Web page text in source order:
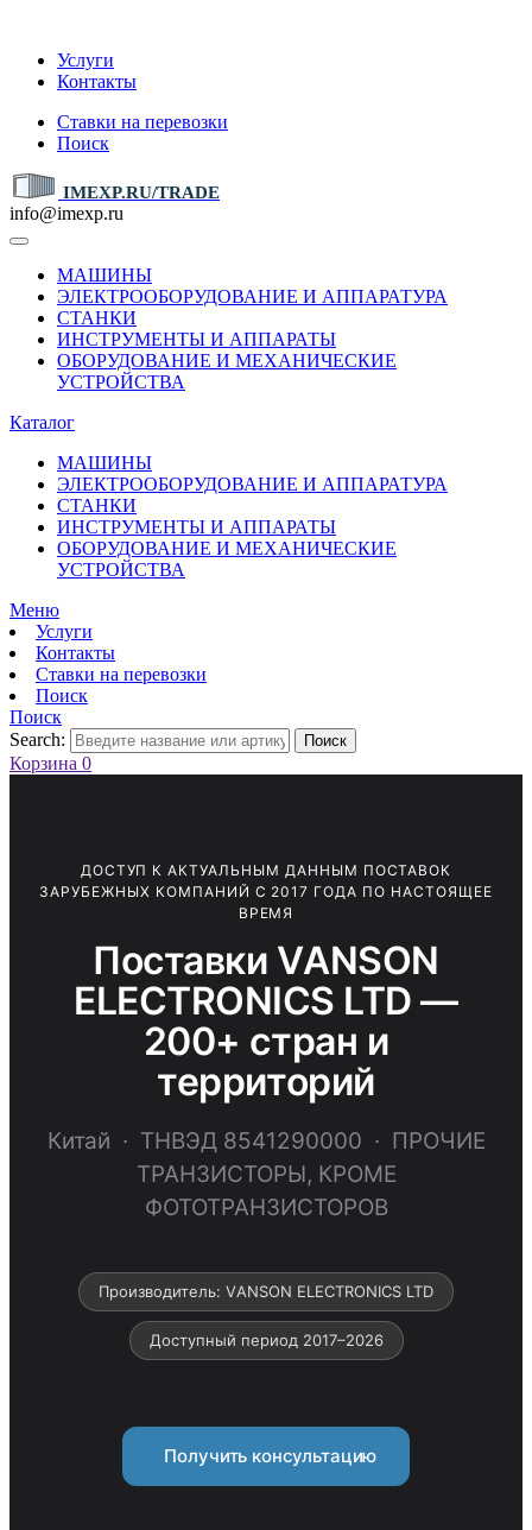
Услуги
Контакты
Ставки на перевозки
Поиск
IMEXP.RU/TRADE
info@imexp.ru
МАШИНЫ
ЭЛЕКТРООБОРУДОВАНИЕ И АППАРАТУРА
СТАНКИ
ИНСТРУМЕНТЫ И АППАРАТЫ
ОБОРУДОВАНИЕ И МЕХАНИЧЕСКИЕ
УСТРОЙСТВА
Каталог
МАШИНЫ
ЭЛЕКТРООБОРУДОВАНИЕ И АППАРАТУРА
СТАНКИ
ИНСТРУМЕНТЫ И АППАРАТЫ
ОБОРУДОВАНИЕ И МЕХАНИЧЕСКИЕ
УСТРОЙСТВА
Меню
Услуги
Контакты
Ставки на перевозки
Поиск
Поиск
Search:
Поиск
Корзина 0
ДОСТУП К АКТУАЛЬНЫМ ДАННЫМ ПОСТАВОК
ЗАРУБЕЖНЫХ КОМПАНИЙ С 2017 ГОДА ПО НАСТОЯЩЕЕ
ВРЕМЯ
Поставки VАNSОN
ELECTRONICS LTD —
200+ стран и
территорий
Китай · ТНВЭД 8541290000 · ПРОЧИЕ
ТРАНЗИСТОРЫ, КРОМЕ
ФОТОТРАНЗИСТОРОВ
Производитель: VАNSОN ELECTRONICS LTD
Доступный период 2017–2026
Получить консультацию